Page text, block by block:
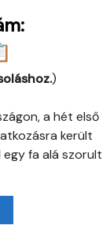
)
a hét első
került
fa alá szorult